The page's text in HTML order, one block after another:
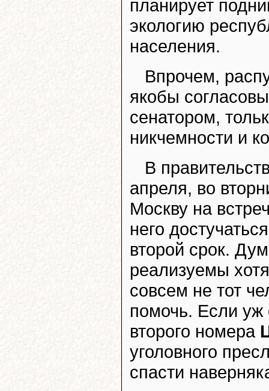
планирует
экологию
населения.
Впрочем,
якобы
сенатором,
никчемности и
В
апреля, во
Москву на
него
второй срок.
реализуемы
совсем не тот
помочь. Если уж
второго номера
уголовного
спасти